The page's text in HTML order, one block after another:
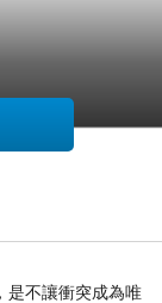
是不讓衝突成為唯